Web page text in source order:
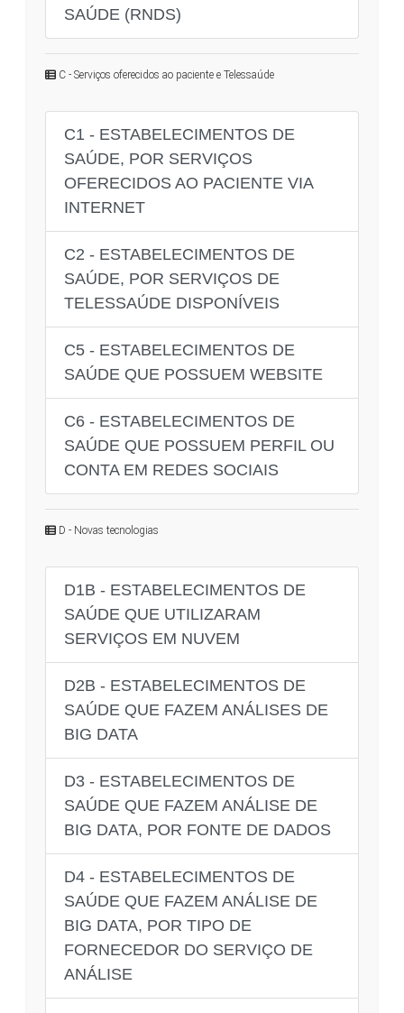
SAÚDE (RNDS)
C - Serviços oferecidos ao paciente e Telessaúde
C1 - ESTABELECIMENTOS DE
SAÚDE, POR SERVIÇOS
OFERECIDOS AO PACIENTE VIA
INTERNET
C2 - ESTABELECIMENTOS DE
SAÚDE, POR SERVIÇOS DE
TELESSAÚDE DISPONÍVEIS
C5 - ESTABELECIMENTOS DE
SAÚDE QUE POSSUEM WEBSITE
C6 - ESTABELECIMENTOS DE
SAÚDE QUE POSSUEM PERFIL OU
CONTA EM REDES SOCIAIS
D - Novas tecnologias
D1B - ESTABELECIMENTOS DE
SAÚDE QUE UTILIZARAM
SERVIÇOS EM NUVEM
D2B - ESTABELECIMENTOS DE
SAÚDE QUE FAZEM ANÁLISES DE
BIG DATA
D3 - ESTABELECIMENTOS DE
SAÚDE QUE FAZEM ANÁLISE DE
BIG DATA, POR FONTE DE DADOS
D4 - ESTABELECIMENTOS DE
SAÚDE QUE FAZEM ANÁLISE DE
BIG DATA, POR TIPO DE
FORNECEDOR DO SERVIÇO DE
ANÁLISE